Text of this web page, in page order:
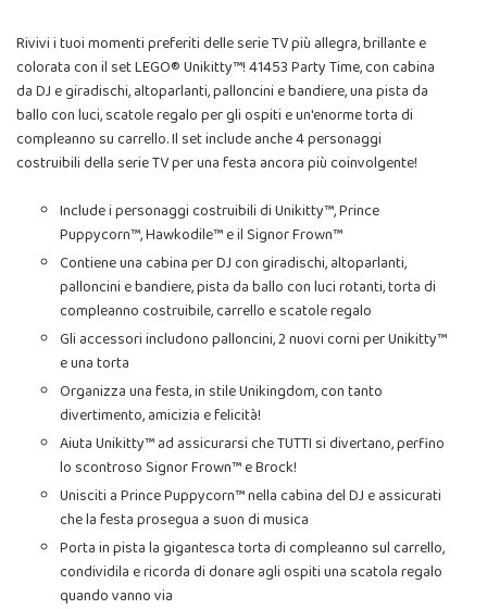
Rivivi i tuoi momenti preferiti delle serie TV più allegra, brillante e
colorata con il set LEGO® Unikitty™! 41453 Party Time, con cabina
da DJ e giradischi, altoparlanti, palloncini e bandiere, una pista da
ballo con luci, scatole regalo per gli ospiti e un'enorme torta di
compleanno su carrello. Il set include anche 4 personaggi
costruibili della serie TV per una festa ancora più coinvolgente!
Include i personaggi costruibili di Unikitty™, Prince
Puppycorn™, Hawkodile™ e il Signor Frown™
Contiene una cabina per DJ con giradischi, altoparlanti,
palloncini e bandiere, pista da ballo con luci rotanti, torta di
compleanno costruibile, carrello e scatole regalo
Gli accessori includono palloncini, 2 nuovi corni per Unikitty™
e una torta
Organizza una festa, in stile Unikingdom, con tanto
divertimento, amicizia e felicità!
Aiuta Unikitty™ ad assicurarsi che TUTTI si divertano, perfino
lo scontroso Signor Frown™ e Brock!
Unisciti a Prince Puppycorn™ nella cabina del DJ e assicurati
che la festa prosegua a suon di musica
Porta in pista la gigantesca torta di compleanno sul carrello,
condividila e ricorda di donare agli ospiti una scatola regalo
quando vanno via